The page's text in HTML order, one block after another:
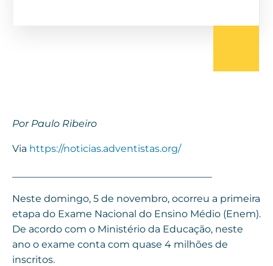
Por Paulo Ribeiro
Via https://noticias.adventistas.org/
Neste domingo, 5 de novembro, ocorreu a primeira
etapa do Exame Nacional do Ensino Médio (Enem).
De acordo com o Ministério da Educação, neste
ano o exame conta com quase 4 milhões de
inscritos.